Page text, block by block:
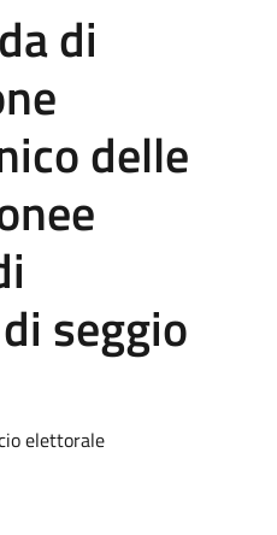
di
delle
seggio
elettorale